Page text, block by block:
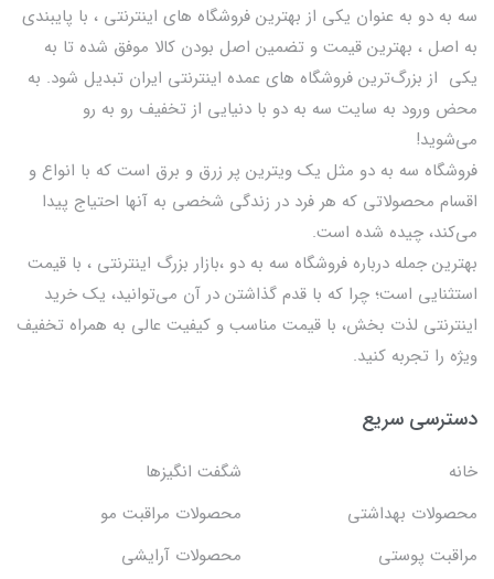
سه به دو به عنوان یکی از بهترين فروشگاه های اینترنتی ، با پایبندی
به اصل ، بهترين قيمت و تضمین اصل‌ بودن کالا موفق شده تا به
يكي از بزرگ‌ترين فروشگاه هاي عمده اینترنتی ایران تبدیل شود. به
محض ورود به سایت سه به دو با دنیایی از تخفيف رو به رو
می‌شوید!
فروشگاه سه به دو مثل یک ویترین پر زرق و برق است که با انواع و
اقسام محصولاتی که هر فرد در زندگی شخصی به آنها احتیاج پیدا
می‌کند، چیده شده است.
بهترين جمله درباره فروشگاه سه به دو ،بازار بزرگ اینترنتی ، با قيمت
استثنايي است؛ چرا که با قدم گذاشتن در آن می‌توانید، یک خرید
اینترنتی لذت بخش، با قیمت مناسب و کیفیت عالی به همراه تخفیف
ویژه را تجربه کنید.
دسترسی سریع
خانه
شگفت انگيزها
محصولات بهداشتي
محصولات مراقبت مو
مراقبت پوستی
محصولات آرایشی